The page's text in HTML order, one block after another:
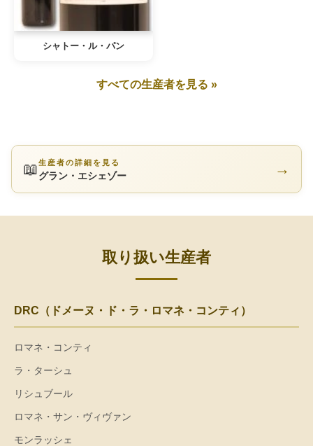
シャトー・ル・パン
すべての生産者を見る »
📖生産者の詳細を見る
グラン・エシェゾー →
取り扱い生産者
DRC（ドメーヌ・ド・ラ・ロマネ・コンティ）
ロマネ・コンティ
ラ・ターシュ
リシュブール
ロマネ・サン・ヴィヴァン
モンラッシェ